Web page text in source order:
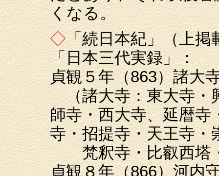
くなる。
◇「続日本紀」（上掲
「日本三代実録」：
貞観５年（863）諸大
（諸大寺：東大寺・
師寺・西大寺、延暦寺
寺・招提寺・天王寺・
梵釈寺・比叡西塔
貞観８年（866）河内